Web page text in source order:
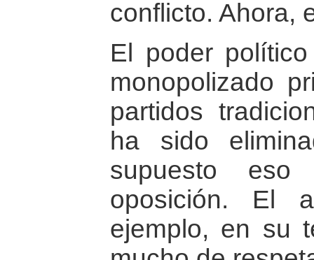
conflicto. Ahora,
El poder
monopolizado
partidos
ha sido
supuesto
oposición. El
ejemplo, en su